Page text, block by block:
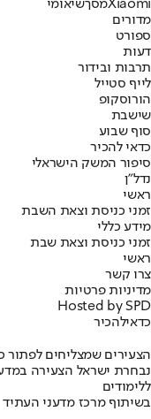
Xiaomiמסךשיאומי
מדורים
ספורט
דעות
תרבות ובידור
לייף סטייל
הורוסקופ
שישבת
סוף שבוע
כדאי להכיר
סיפור המשק הישראלי
נדל"ן
ראשי
זמני כניסת וצאת השבת
מידע כללי
זמני כניסת וצאת שבת
ראשי
צרו קשר
מדיניות פרטיות
Hosted by SPD
כדאילהכיר
הצעירים שמצליחים לפתור
נבחרת ישראל הצעירה
ללימודים
בשיתוף מרכז מדעני העתיד